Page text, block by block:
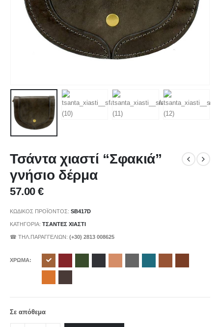
Τσάντα χιαστί “Σφακιά”
γνήσιο δέρμα
57.00€
ΚΩΔΙΚΌΣ ΠΡΟΪΌΝΤΟΣ: SB417D
ΚΑΤΗΓΟΡΊΑ: ΤΣΑΝΤΕΣ ΧΙΑΣΤΙ
☎ ΤΗΛ.ΠΑΡΑΓΓΕΛΙΩΝ: (+30) 2813 008625
ΧΡΩΜΑ
Σε απόθεμα